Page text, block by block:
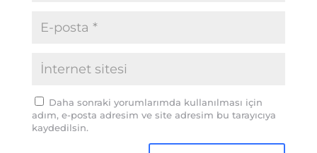
Daha sonraki yorumlarımda kullanılması için
adım, e-posta adresim ve site adresim bu tarayıcıya
kaydedilsin.